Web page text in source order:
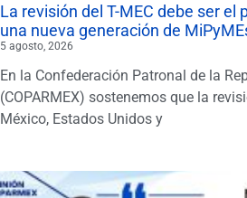
La revisión del T-MEC debe ser el
una nueva generación de
5 agosto, 2026
En la Confederación Patronal de la
(COPARMEX) sostenemos que la
México, Estados Unidos y